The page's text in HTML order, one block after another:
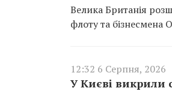
Велика Британія
флоту та
12:32 6 Серпня, 2026
У Києві викрили